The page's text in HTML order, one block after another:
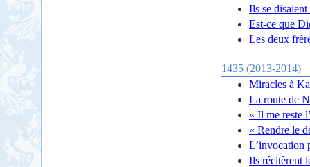
Ils se
Est-ce que
Les deux
1435 (2013-2014)
Miracles à
La route de
« Il me reste
« Rendre le
L’invocation
Ils récitèrent